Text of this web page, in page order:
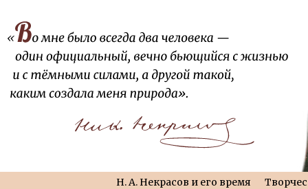
Н. А. Некрасов и его время